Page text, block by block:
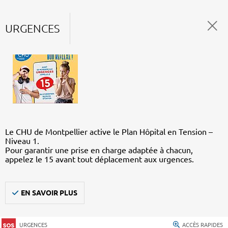
URGENCES
Le CHU de Montpellier active le Plan Hôpital en Tension –
Niveau 1.
Pour garantir une prise en charge adaptée à chacun,
appelez le 15 avant tout déplacement aux urgences.
EN SAVOIR PLUS
URGENCES ACCÈS RAPIDES